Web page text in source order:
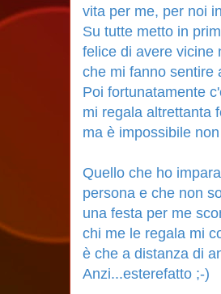
vita per me, per noi
Su tutte metto in
felice di avere vicine
che mi fanno sentire
Poi fortunatamente
mi regala altrettanta
ma è impossibile
Quello che ho
persona e che non
una festa per me
chi me le regala mi
è che a distanza di
Anzi...esterefatto ;-)